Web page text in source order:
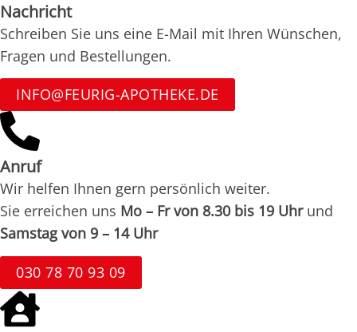
Nachricht
Schreiben Sie uns eine E-Mail mit Ihren Wünschen,
Fragen und Bestellungen.
INFO@FEURIG-APOTHEKE.DE
Anruf
Wir helfen Ihnen gern persönlich weiter.
Sie erreichen uns Mo – Fr von 8.30 bis 19 Uhrund
Samstag von 9 – 14 Uhr
030 78 70 93 09